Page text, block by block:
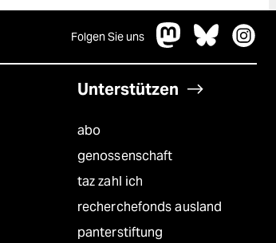
Folgen Sie uns
Unterstützen
abo
genossenschaft
taz zahl ich
recherchefonds ausland
panterstiftung